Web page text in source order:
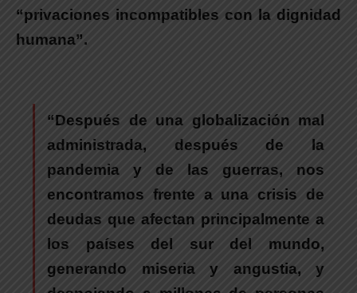
“privaciones incompatibles con la dignidad
humana”.
“Después de una globalización mal
administrada, después de la
pandemia y de las guerras, nos
encontramos frente a una crisis de
deudas que afectan principalmente a
los países del sur del mundo,
generando miseria y angustia, y